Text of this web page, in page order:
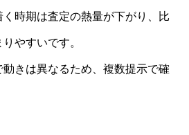
時期は査定の熱量が下がり、比
やすいです。
きは異なるため、複数提示で確